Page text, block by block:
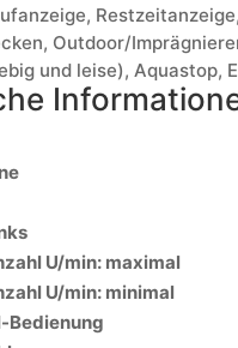
Outdoor/
und leise), Aquastop,
U/min: maximal
U/min: minimal
Bedienung